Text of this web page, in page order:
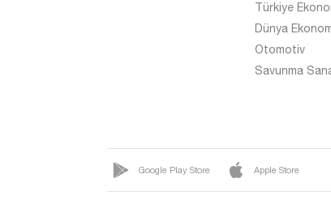
Türkiye
Dünya
Otomotiv
Savunma
Google Play Store Apple Store